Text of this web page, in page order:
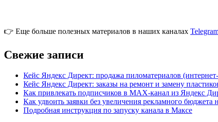
👉 Еще больше полезных материалов в наших каналах
Свежие записи
Кейс Яндекс Директ: продажа пиломатериалов
Кейс Яндекс Директ: заказы на ремонт и замену
Как привлекать подписчиков в MAX-канал из Яндекс
Как удвоить заявки без увеличения рекламного бюджета
Подробная инструкция по запуску канала в Максе